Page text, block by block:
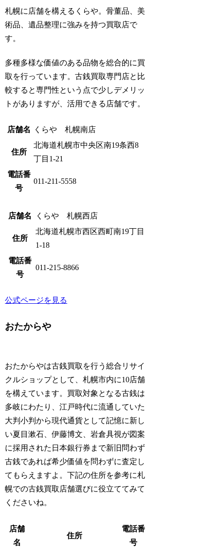
札幌に店舗を構えるくらや。骨董品、美
術品、遺品整理に強みを持つ買取店で
す。
多種多様な価値のある品物を総合的に買
取を行っています。古銭買取専門店と比
較すると専門性という点で少しデメリッ
トがありますが、活用できる店舗です。
店舗名 くらや 札幌南店
住所
北海道札幌市中央区南19条西8
丁目1-21
電話番
号
011-211-5558
店舗名 くらや 札幌西店
住所
北海道札幌市西区西町南19丁目
1-18
電話番
号
011-215-8866
公式ページを見る
おたからや
おたからやは古銭買取を行う総合リサイ
クルショップとして、札幌市内に10店舗
を構えています。買取対象となる古銭は
多岐にわたり、江戸時代に流通していた
大判小判から現代通貨として記憶に新し
い夏目漱石、伊藤博文、岩倉具視が図案
に採用された日本銀行券まで新旧問わず
古銭であれば希少価値を問わずに査定し
てもらえますよ。下記の住所を参考に札
幌での古銭買取店舗選びに役立ててみて
くださいね。
店舗
名
住所
電話番
号